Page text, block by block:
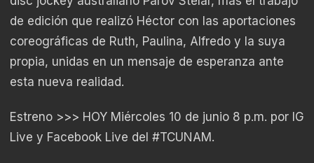
de edición que realizó Héctor con las aportaciones
coreográficas de Ruth, Paulina, Alfredo y la suya
propia, unidas en un mensaje de esperanza ante
esta nueva realidad.
Estreno >>> HOY Miércoles 10 de junio 8 p.m. por IG
Live y Facebook Live del #TCUNAM.